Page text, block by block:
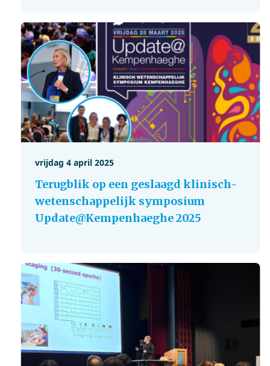
vrijdag 4 april 2025
Terugblik op een geslaagd klinisch-
wetenschappelijk symposium
Update@Kempenhaeghe 2025